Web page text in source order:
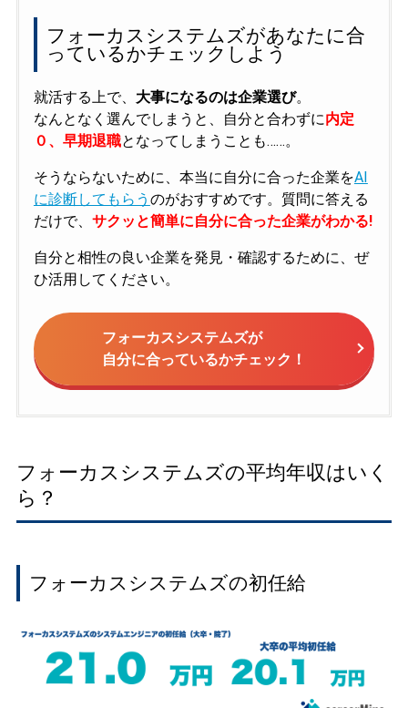
フォーカスシステムズがあなたに合
っているかチェックしよう
就活する上で、 大事になるのは企業選び。
なんとなく選んでしまうと、自分と合わずに内定
０、早期退職となってしまうことも……。
そうならないために、本当に自分に合った企業をAI
に診断してもらう のがおすすめです。質問に答える
だけで、 サクッと簡単に自分に合った企業がわかる!
自分と相性の良い企業を発見・確認するために、ぜ
ひ活用してください。
フォーカスシステムズが
自分に合っているかチェック！
フォーカスシステムズの平均年収はいく
ら？
フォーカスシステムズの初任給